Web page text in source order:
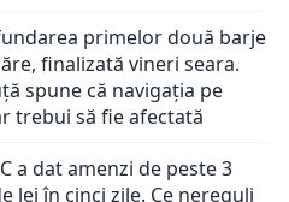
primelor două barje
finalizată vineri seara.
spune că navigația pe
trebui să fie afectată
a dat amenzi de peste 3
lei în cinci zile. Ce nereguli